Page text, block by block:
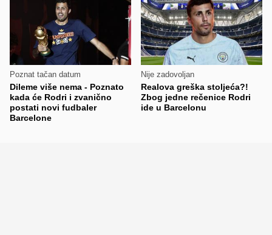
Poznat tačan datum
Dileme više nema - Poznato
kada će Rodri i zvanično
postati novi fudbaler
Barcelone
Nije zadovoljan
Realova greška stoljeća?!
Zbog jedne rečenice Rodri
ide u Barcelonu